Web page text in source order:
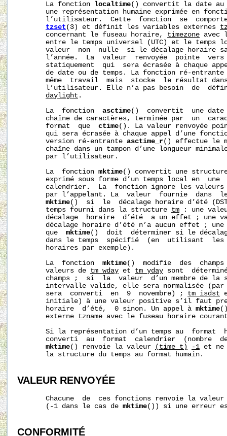
       La fonction
localtime() convertit la date
une représentation humaine exprimée en
l’utilisateur.  Cette  fonction  se
tzset (3) et définit les variables externes
       concernant le fuseau horaire,
timezone avec
entre le temps universel (UTC) et le temps
valeur  non  nulle  si le décalage horaire
l’année.  La  valeur  renvoyée  pointe
statiquement  qui  sera écrasée à chaque
de date ou de temps. La fonction ré-
même  travail  mais  stocke  le résultat
l’utilisateur. Elle n’a pas besoin  de
daylight .
       La  fonction
asctime()  convertit  une date
chaîne de caractères, terminée par  un
       format  que
ctime(). La valeur renvoyée
qui sera écrasée à chaque appel d’une
       version ré-entrante
asctime_r() effectue le
chaîne dans un tampon d’une longueur
       par l’utilisateur.
       La  fonction
mktime() convertit une structure
exprimé sous forme d’un temps local en  une
calendrier.  La  fonction ignore les
par l’appelant. La  valeur  fournie  dans
mktime()  si  le  décalage horaire d’été
       temps fourni dans la structure
tm : une
décalage  horaire  d’été  a un effet ; une
décalage horaire d’été n’a aucun effet ;
       que
mktime()  doit  déterminer si le
dans le temps  spécifié  (en  utilisant
       horaires par exemple).
       La  fonction
mktime()  modifie  des
       valeurs de
tm_wday et tm_yday sont
champs ;  si  la  valeur  d’un membre de la
intervalle valide, elle sera normalisée
       sera  converti  en  9  novembre) ;
tm_isdst
initiale) à une valeur positive s’il faut
       horaire  d’été,  0 sinon. Un appel à
mktime
       externe
tzname avec le fuseau horaire
Si la représentation d’un temps au  format
converti  au  format  calendrier  (nombre
mktime() renvoie la valeur (time_t) -1 et ne
       la structure du temps au format humain.
VALEUR RENVOYÉE
Chacune  de  ces fonctions renvoie la
       (-1 dans le cas de
mktime()) si une erreur
CONFORMITÉ